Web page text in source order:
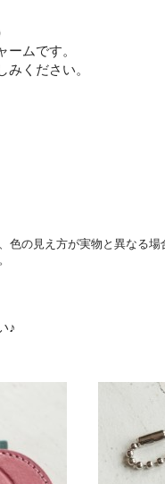
ムです。
ください。
の見え方が実物と異なる場
♪